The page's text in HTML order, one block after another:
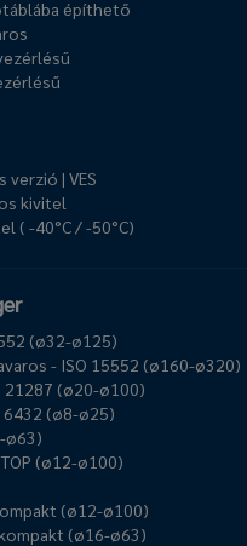
építhető
verzió | VES
kivitel
( -40°C / -50°C)
(ø32-ø125)
- ISO 15552 (ø160-ø320)
21287 (ø20-ø100)
6432 (ø8-ø25)
ø63)
(ø12-ø100)
(ø12-ø100)
(ø16-ø63)